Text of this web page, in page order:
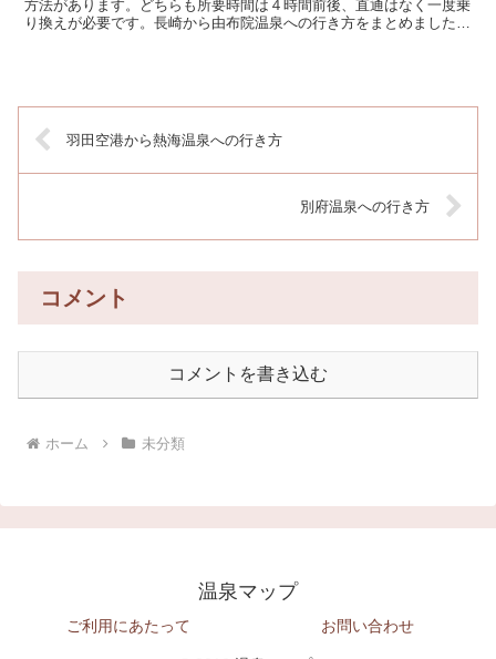
方法があります。どちらも所要時間は４時間前後、直通はなく一度乗
り換えが必要です。長崎から由布院温泉への行き方をまとめました。
羽田空港から熱海温泉への行き方
別府温泉への行き方
コメント
コメントを書き込む
ホーム 未分類
温泉マップ
ご利用にあたって お問い合わせ